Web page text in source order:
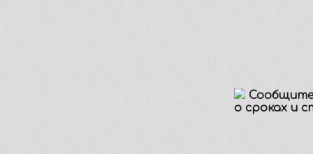
о сроках и